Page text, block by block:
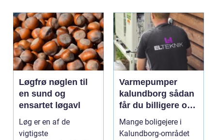
Løgfrø nøglen til
en sund og
ensartet løgavl
Løg er en af de
vigtigste
Varmepumper
kalundborg sådan
får du billigere og
mere bæredygtig
varme
Mange boligejere i
Kalundborg-området